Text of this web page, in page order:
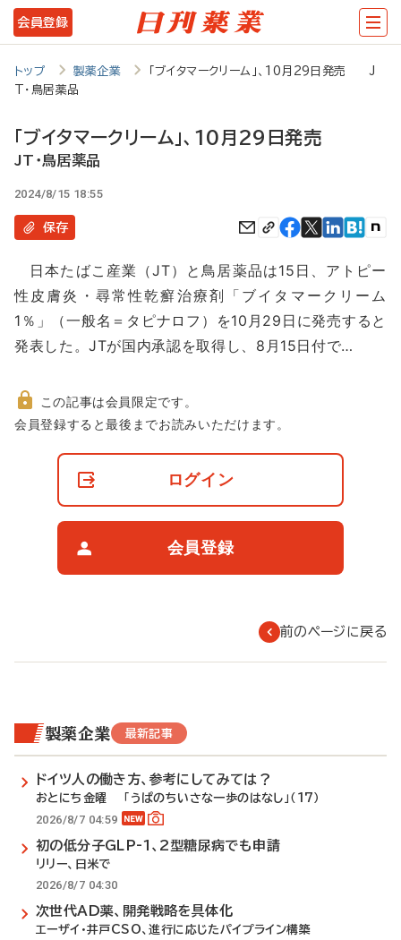
メ
イ
ツ
に
動
会員登録
トップ 製薬企業
「ブイタマークリーム」、10月29日発売 J
T・鳥居薬品
「ブイタマークリーム」、10月29日発売
JT・鳥居薬品
2024/8/15 18:55
保存
日本たばこ産業（JT）と鳥居薬品は15日、アトピー
性皮膚炎・尋常性乾癬治療剤「ブイタマークリーム
1％」（一般名＝タピナロフ）を10月29日に発売すると
発表した。JTが国内承認を取得し、8月15日付で…
非
この記事は会員限定です。
会員登録すると最後までお読みいただけます。
ログイン
会員登録
前のページに戻る
製薬企業 最新記事
ドイツ人の働き方、参考にしてみては？
おとにち金曜 「うぱのちいさな一歩のはなし」（17）
2026/8/7 04:59
初の低分子GLP-1、2型糖尿病でも申請
リリー、日米で
2026/8/7 04:30
次世代AD薬、開発戦略を具体化
エーザイ・井戸CSO、進行に応じたパイプライン構築